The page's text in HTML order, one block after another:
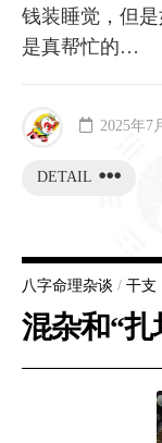
钱装睡觉，但
是真帮忙的…
DETAIL
2025年7
八字命理杂谈 / 干支
混杂和“扎